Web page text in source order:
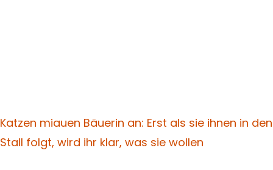
Katzen miauen Bäuerin an: Erst als sie ihnen in den
Stall folgt, wird ihr klar, was sie wollen